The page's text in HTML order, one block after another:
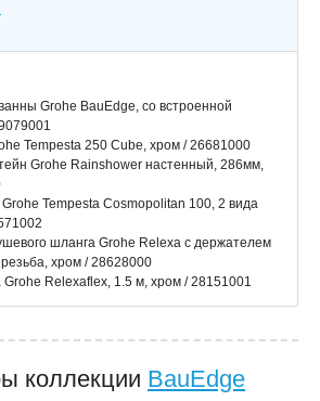
Grohe BauEdge, со встроенной
Tempesta 250 Cube, хром / 26681000
Grohe Rainshower настенный, 286мм,
Tempesta Cosmopolitan 100, 2 вида
шланга Grohe Relexa с держателем
хром / 28628000
Relexaflex, 1.5 м, хром / 28151001
коллекции BauEdge